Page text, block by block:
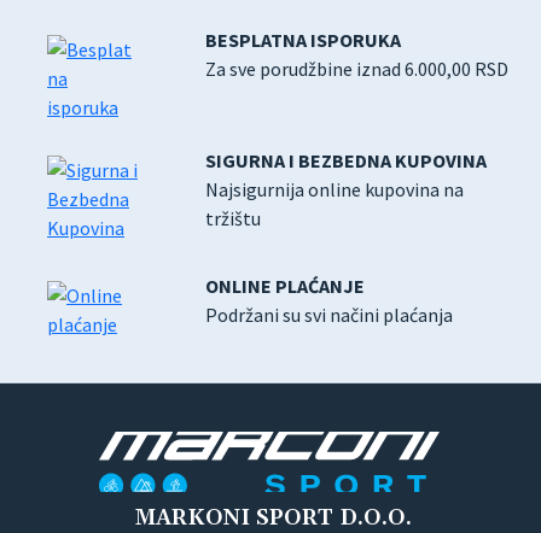
BESPLATNA ISPORUKA
Za sve porudžbine iznad 6.000,00 RSD
SIGURNA I BEZBEDNA KUPOVINA
Najsigurnija online kupovina na
tržištu
ONLINE PLAĆANJE
Podržani su svi načini plaćanja
MARKONI SPORT D.O.O.